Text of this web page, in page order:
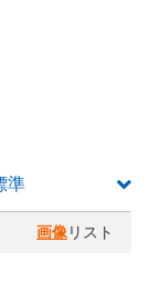
画像リスト